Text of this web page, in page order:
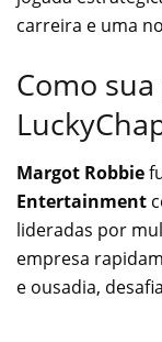
carreira e uma
Como
Margot Robbie
Entertainment
lideradas por
empresa
e ousadia,